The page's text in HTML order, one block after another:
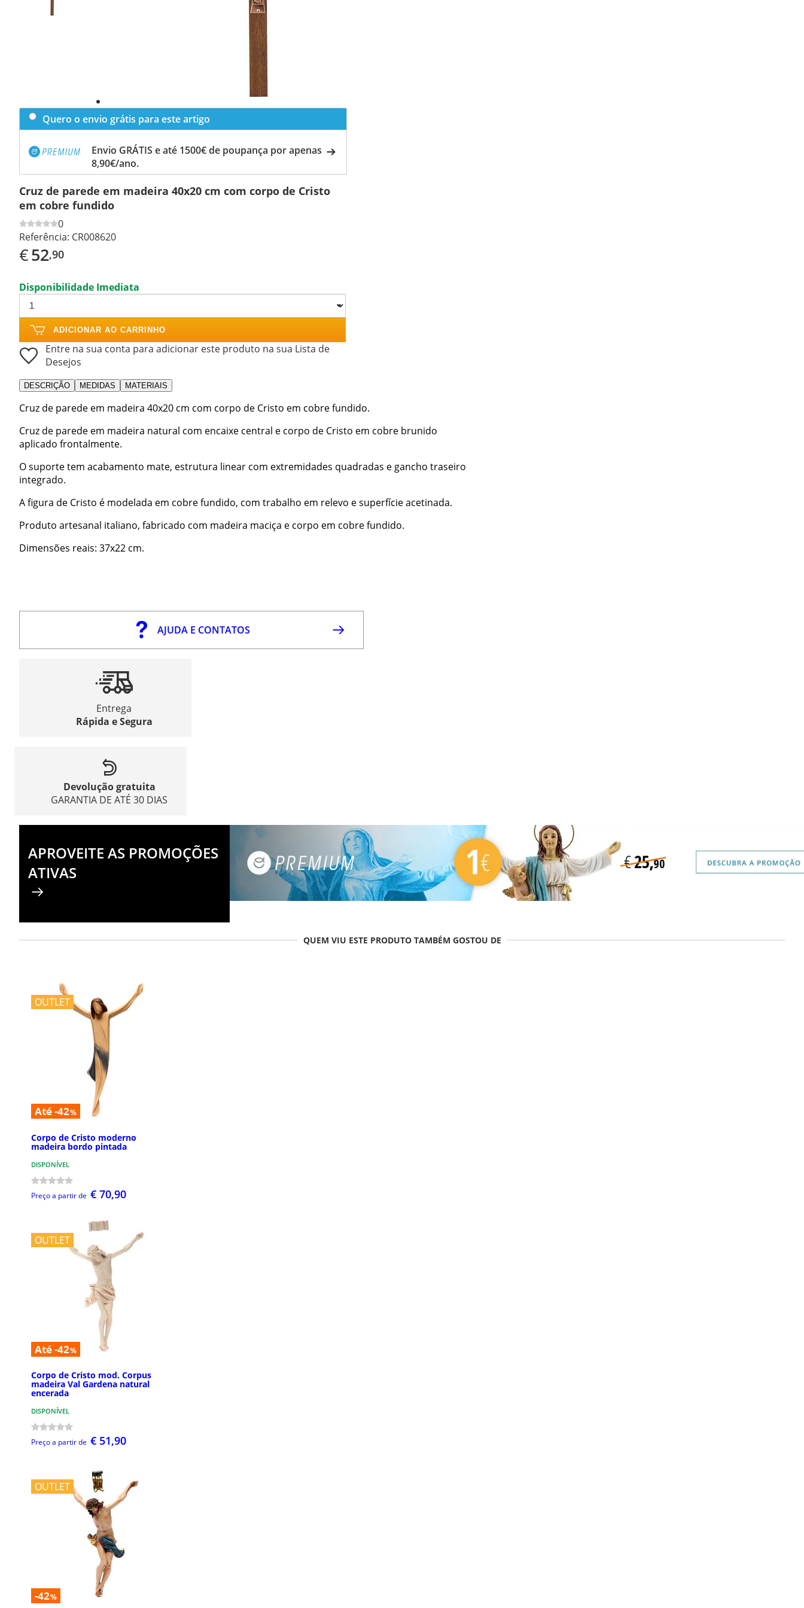
Quero o envio grátis para este artigo
Envio GRÁTIS e até 1500€ de poupança por apenas
8,90€/ano.
Cruz de parede em madeira 40x20 cm com corpo de Cristo
em cobre fundido
0
Referência: CR008620
€52,90
Disponibilidade Imediata
ADICIONAR AO CARRINHO
Entre na sua conta para adicionar este produto na sua Lista de
Desejos
DESCRIÇÃO MEDIDAS MATERIAIS
Cruz de parede em madeira 40x20 cm com corpo de Cristo em cobre fundido.
Cruz de parede em madeira natural com encaixe central e corpo de Cristo em cobre brunido
aplicado frontalmente.
O suporte tem acabamento mate, estrutura linear com extremidades quadradas e gancho traseiro
integrado.
A figura de Cristo é modelada em cobre fundido, com trabalho em relevo e superfície acetinada.
Produto artesanal italiano, fabricado com madeira maciça e corpo em cobre fundido.
Dimensões reais: 37x22 cm.
AJUDA E CONTATOS
Entrega
Rápida e Segura
Devolução gratuita
GARANTIA DE ATÉ 30 DIAS
APROVEITE AS PROMOÇÕES
ATIVAS
QUEM VIU ESTE PRODUTO TAMBÉM GOSTOU DE
OUTLET
Até -42%
Corpo de Cristo moderno
madeira bordo pintada
DISPONÍVEL
Preço a partir de € 70,90
OUTLET
Até -42%
Corpo de Cristo mod. Corpus
madeira Val Gardena natural
encerada
DISPONÍVEL
Preço a partir de € 51,90
OUTLET
-42%